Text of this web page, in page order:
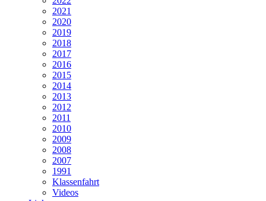
2021
2020
2019
2018
2017
2016
2015
2014
2013
2012
2011
2010
2009
2008
2007
1991
Klassenfahrt
Videos